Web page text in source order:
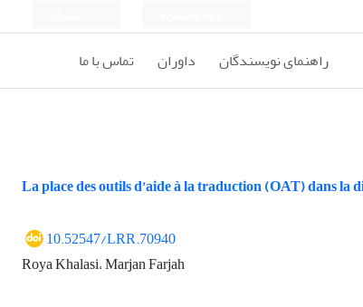
راهنمای نویسندگان داوران تماس با ما
La place des outils d’aide à la traduction (OAT) dans
10.52547/LRR.70940
Roya Khalasi، Marjan Farjah